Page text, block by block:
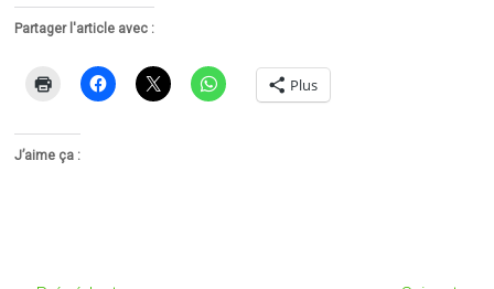
Partager l'article avec :
Plus
J’aime ça :